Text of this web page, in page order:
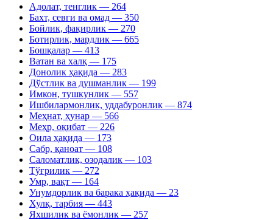
Адолат, тенглик — 264
Бахт, севги ва омад — 350
Бойлик, фақирлик — 270
Ботирлик, мардлик — 665
Бошқалар — 413
Ватан ва халқ — 175
Донолик ҳақида — 283
Дўстлик ва душманлик — 199
Имкон, тушкунлик — 557
Ишбилармонлик, уддабуронлик — 874
Меҳнат, ҳунар — 566
Меҳр, оқибат — 226
Оила ҳақида — 173
Сабр, қаноат — 108
Саломатлик, озодалик — 103
Тўғрилик — 272
Умр, вақт — 164
Унумдорлик ва барака ҳақида — 23
Хулқ, тарбия — 443
Яхшилик ва ёмонлик — 257